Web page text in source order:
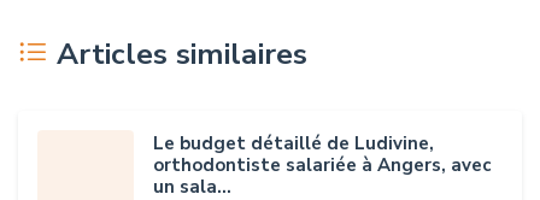
Articles similaires
Le budget détaillé de Ludivine,
orthodontiste salariée à Angers, avec
un sala...